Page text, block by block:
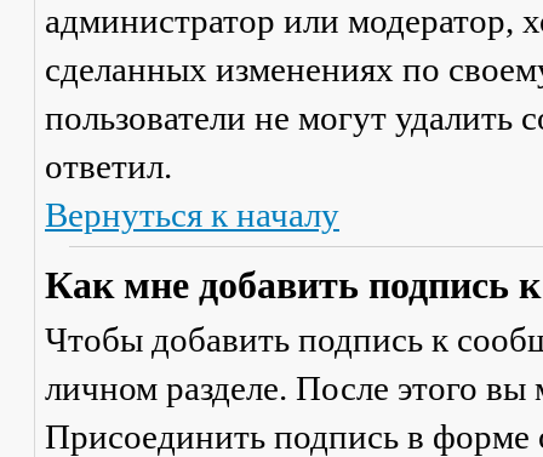
администратор или модератор,
сделанных изменениях по
пользователи не могут удалить
ответил.
Вернуться к началу
Как мне добавить подпись
Чтобы добавить подпись к
личном разделе. После этого
Присоединить подпись в форме